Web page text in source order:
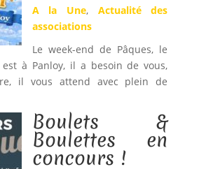
A la Une, Actualité des
associations
Le week-end de Pâques, le
est à Panloy, il a besoin de vous,
il vous attend avec plein de
Boulets &
Boulettes en
concours !